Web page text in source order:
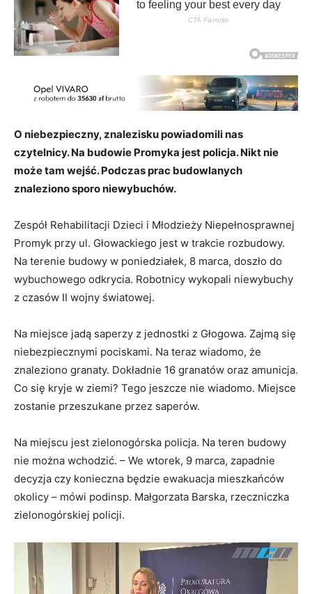
O niebezpieczny, znalezisku powiadomili nas
czytelnicy. Na budowie Promyka jest policja. Nikt nie
może tam wejść. Podczas prac budowlanych
znaleziono sporo niewybuchów.
Zespół Rehabilitacji Dzieci i Młodzieży Niepełnosprawnej
Promyk przy ul. Głowackiego jest w trakcie rozbudowy.
Na terenie budowy w poniedziałek, 8 marca, doszło do
wybuchowego odkrycia. Robotnicy wykopali niewybuchy
z czasów II wojny światowej.
Na miejsce jadą saperzy z jednostki z Głogowa. Zajmą się
niebezpiecznymi pociskami. Na teraz wiadomo, że
znaleziono granaty. Dokładnie 16 granatów oraz amunicja.
Co się kryje w ziemi? Tego jeszcze nie wiadomo. Miejsce
zostanie przeszukane przez saperów.
Na miejscu jest zielonogórska policja. Na teren budowy
nie można wchodzić. – We wtorek, 9 marca, zapadnie
decyzja czy konieczna będzie ewakuacja mieszkańców
okolicy – mówi podinsp. Małgorzata Barska, rzeczniczka
zielonogórskiej policji.